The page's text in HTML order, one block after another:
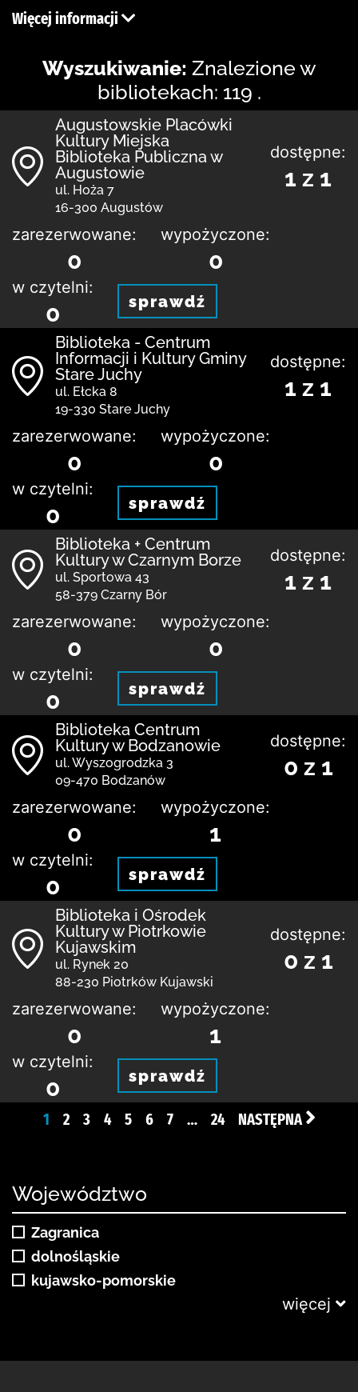
Więcej informacji
Wyszukiwanie: Znalezione w
bibliotekach: 119 .
Augustowskie Placówki
Kultury Miejska
Biblioteka Publiczna w
Augustowie
ul. Hoża 7
16-300 Augustów
dostępne:
1 z 1
zarezerwowane:
0
wypożyczone:
0
w czytelni:
0 sprawdź
Biblioteka - Centrum
Informacji i Kultury Gminy
Stare Juchy
ul. Ełcka 8
19-330 Stare Juchy
dostępne:
1 z 1
zarezerwowane:
0
wypożyczone:
0
w czytelni:
0 sprawdź
Biblioteka + Centrum
Kultury w Czarnym Borze
ul. Sportowa 43
58-379 Czarny Bór
dostępne:
1 z 1
zarezerwowane:
0
wypożyczone:
0
w czytelni:
0 sprawdź
Biblioteka Centrum
Kultury w Bodzanowie
ul. Wyszogrodzka 3
09-470 Bodzanów
dostępne:
0 z 1
zarezerwowane:
0
wypożyczone:
1
w czytelni:
0 sprawdź
Biblioteka i Ośrodek
Kultury w Piotrkowie
Kujawskim
ul. Rynek 20
88-230 Piotrków Kujawski
dostępne:
0 z 1
zarezerwowane:
0
wypożyczone:
1
w czytelni:
0 sprawdź
1 2 3 4 5 6 7 … 24 NASTĘPNA
Województwo
Zagranica
dolnośląskie
kujawsko-pomorskie
więcej